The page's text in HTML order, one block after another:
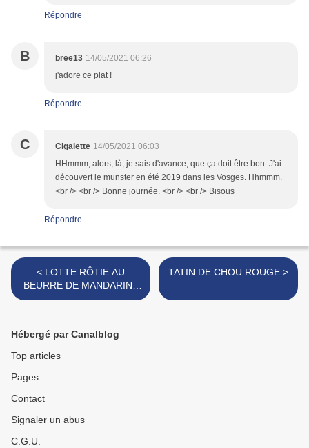
Répondre
B bree13 14/05/2021 06:26
j'adore ce plat !
Répondre
C Cigalette 14/05/2021 06:03
HHmmm, alors, là, je sais d'avance, que ça doit être bon. J'ai
découvert le munster en été 2019 dans les Vosges. Hhmmm.
<br /> <br /> Bonne journée. <br /> <br /> Bisous
Répondre
< LOTTE RÔTIE AU
BEURRE DE MANDARINE
CELERI"SOTTO"
TATIN DE CHOU ROUGE >
Hébergé par Canalblog
Top articles
Pages
Contact
Signaler un abus
C.G.U.